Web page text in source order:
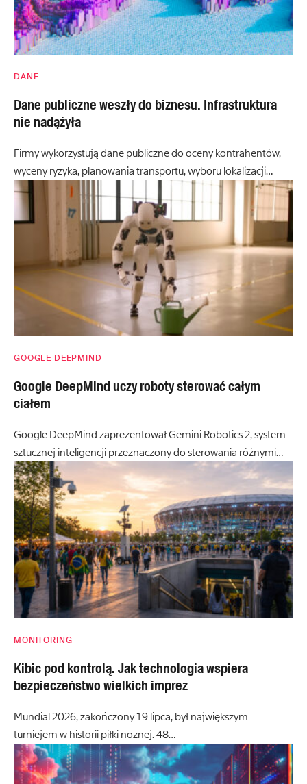
DANE
Dane publiczne weszły do biznesu. Infrastruktura
nie nadążyła
Firmy wykorzystują dane publiczne do oceny kontrahentów,
wyceny ryzyka, planowania transportu, wyboru lokalizacji…
GOOGLE DEEPMIND
Google DeepMind uczy roboty sterować całym
ciałem
Google DeepMind zaprezentował Gemini Robotics 2, system
sztucznej inteligencji przeznaczony do sterowania różnymi…
MONITORING
Kibic pod kontrolą. Jak technologia wspiera
bezpieczeństwo wielkich imprez
Mundial 2026, zakończony 19 lipca, był największym
turniejem w historii piłki nożnej. 48…